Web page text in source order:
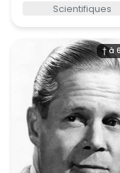
Scientifiques
† à